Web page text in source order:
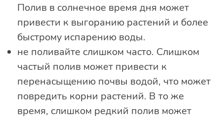
Полив в солнечное время дня может
привести к выгоранию растений и более
быстрому испарению воды.
не поливайте слишком часто. Слишком
частый полив может привести к
перенасыщению почвы водой, что может
повредить корни растений. В то же
время, слишком редкий полив может